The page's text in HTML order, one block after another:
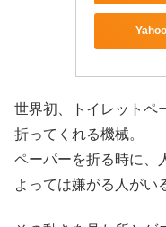
世界初、トイレットペ
折ってくれる機械。
ペーパーを折る時に、
よっては嫌がる人がい